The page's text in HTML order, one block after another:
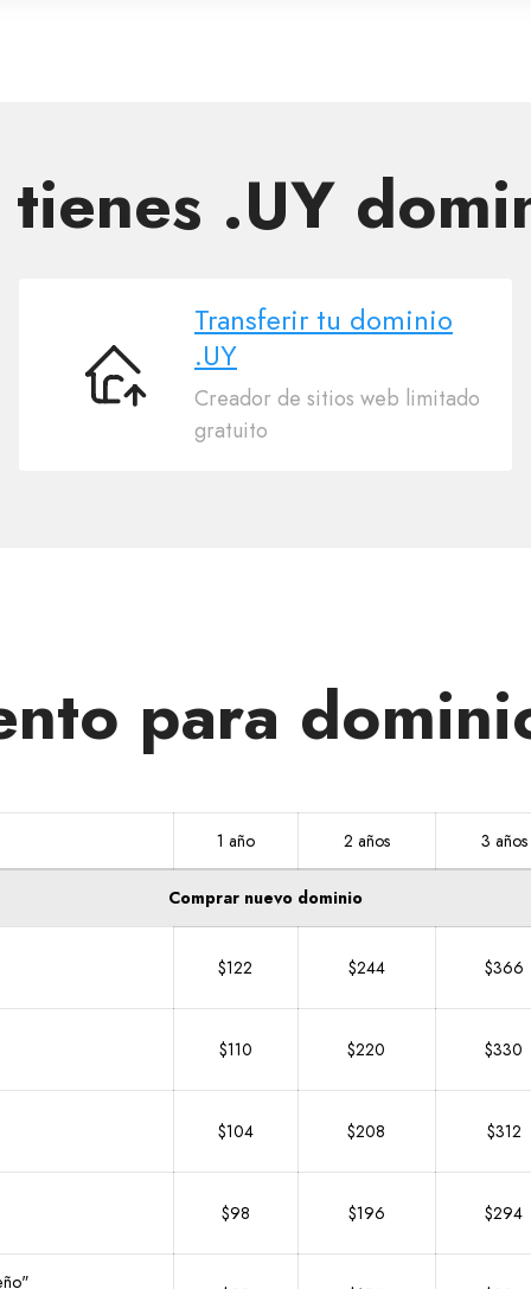
tienes .UY
Transferir
Transferir tu dominio
.UY
Creador de sitios web limitado
gratuito
para
1 año 2 años 3 años
Comprar nuevo dominio
$122 $244 $366
$110 $220 $330
$104 $208 $312
$98 $196 $294